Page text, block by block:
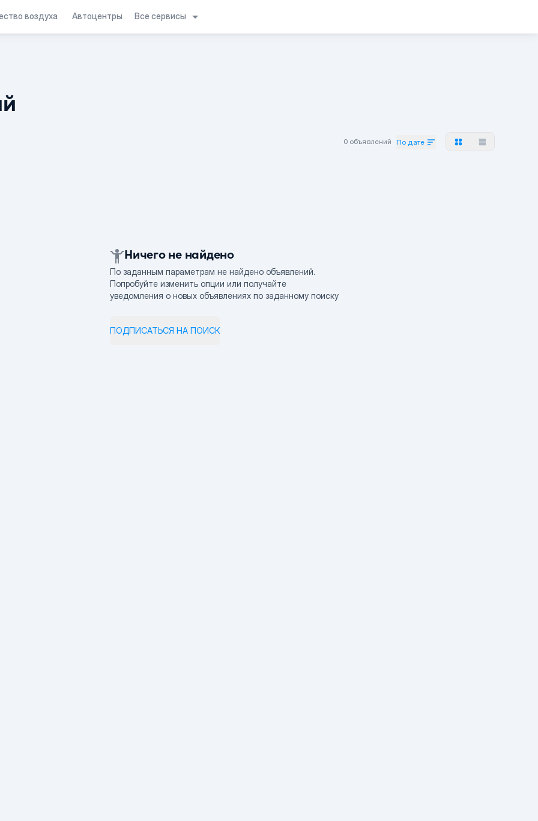
воздуха Автоцентры Все сервисы
0 объявлений По дате
Ничего не найдено
По заданным параметрам не найдено объявлений.
Попробуйте изменить опции или получайте
уведомления о новых объявлениях по заданному поиску
ПОДПИСАТЬСЯ НА ПОИСК